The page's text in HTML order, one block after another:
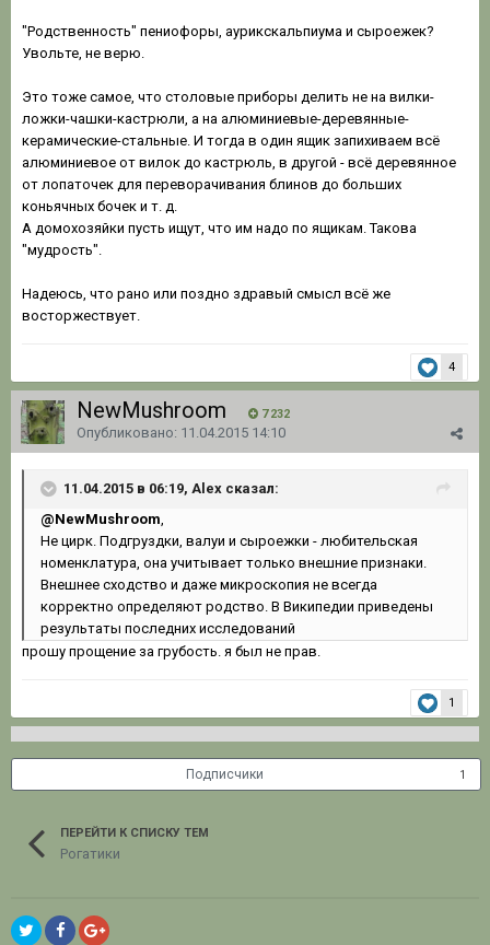
"Родственность" пениофоры, аурикскальпиума и сыроежек?
Увольте, не верю.
Это тоже самое, что столовые приборы делить не на вилки-
ложки-чашки-кастрюли, а на алюминиевые-деревянные-
керамические-стальные. И тогда в один ящик запихиваем всё
алюминиевое от вилок до кастрюль, в другой - всё деревянное
от лопаточек для переворачивания блинов до больших
коньячных бочек и т. д.
А домохозяйки пусть ищут, что им надо по ящикам. Такова
"мудрость".
Надеюсь, что рано или поздно здравый смысл всё же
восторжествует.
4
NewMushroom 7 232
Опубликовано: 11.04.2015 14:10
11.04.2015 в 06:19, Alex сказал:
@NewMushroom,
Не цирк. Подгруздки, валуи и сыроежки - любительская
номенклатура, она учитывает только внешние признаки.
Внешнее сходство и даже микроскопия не всегда
корректно определяют родство. В Википедии приведены
результаты последних исследований
прошу прощение за грубость. я был не прав.
1
Подписчики 1
ПЕРЕЙТИ К СПИСКУ ТЕМ
Рогатики